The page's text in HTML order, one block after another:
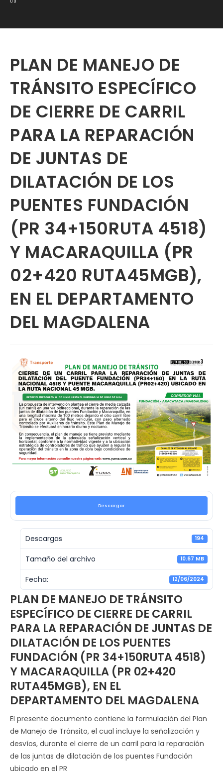
PLAN DE MANEJO DE
TRÁNSITO ESPECÍFICO
DE CIERRE DE CARRIL
PARA LA REPARACIÓN
DE JUNTAS DE
DILATACIÓN DE LOS
PUENTES FUNDACIÓN
(PR 34+150RUTA 4518)
Y MACARAQUILLA (PR
02+420 RUTA45MGB),
EN EL DEPARTAMENTO
DEL MAGDALENA
Descargar
Descargas 194
Tamaño del archivo 10.67 MB
Fecha: 12/06/2024
PLAN DE MANEJO DE TRÁNSITO
ESPECÍFICO DE CIERRE DE CARRIL
PARA LA REPARACIÓN DE JUNTAS DE
DILATACIÓN DE LOS PUENTES
FUNDACIÓN (PR 34+150RUTA 4518)
Y MACARAQUILLA (PR 02+420
RUTA45MGB), EN EL
DEPARTAMENTO DEL MAGDALENA
El presente documento contiene la formulación del Plan
de Manejo de Tránsito, el cual incluye la señalización y
desvíos, durante el cierre de un carril para la reparación
de las juntas de dilatación de los puentes Fundación
ubicado en el PR